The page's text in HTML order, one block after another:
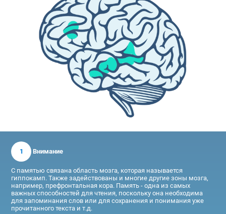
1 Внимание
С памятью связана область мозга, которая называется
гиппокамп. Также задействованы и многие другие зоны мозга,
например, префронтальная кора. Память - одна из самых
важных способностей для чтения, поскольку она необходима
для запоминания слов или для сохранения и понимания уже
прочитанного текста и т.д.